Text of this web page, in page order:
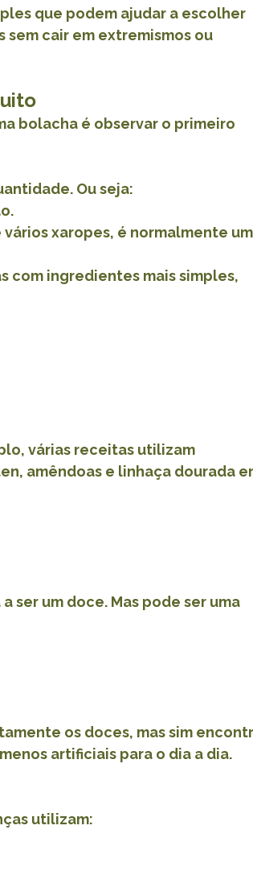
que podem ajudar a escolher
sem cair em extremismos ou
bolacha é observar o primeiro
Ou seja:
xaropes, é normalmente um
com ingredientes mais simples,
várias receitas utilizam
amêndoas e linhaça dourada
ser um doce. Mas pode ser uma
os doces, mas sim
artificiais para o dia a dia.
utilizam: